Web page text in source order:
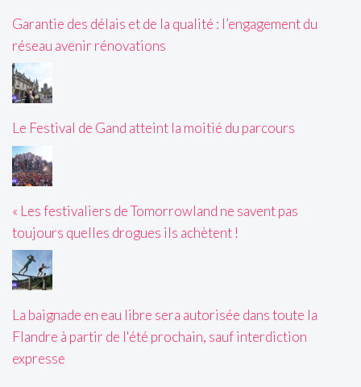
Garantie des délais et de la qualité : l’engagement du
réseau avenir rénovations
Le Festival de Gand atteint la moitié du parcours
« Les festivaliers de Tomorrowland ne savent pas
toujours quelles drogues ils achètent !
La baignade en eau libre sera autorisée dans toute la
Flandre à partir de l'été prochain, sauf interdiction
expresse